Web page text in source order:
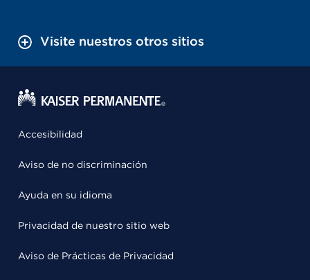
Visite nuestros otros sitios
Accesibilidad
Aviso de no discriminación
Ayuda en su idioma
Privacidad de nuestro sitio web
Aviso de Prácticas de Privacidad